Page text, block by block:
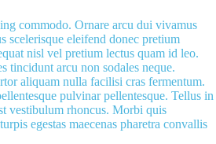
commodo. Ornare arcu dui vivamus
scelerisque eleifend donec pretium
nisl vel pretium lectus quam id leo.
tincidunt arcu non sodales neque.
aliquam nulla facilisi cras fermentum.
pulvinar pellentesque. Tellus in
vestibulum rhoncus. Morbi quis
egestas maecenas pharetra convallis